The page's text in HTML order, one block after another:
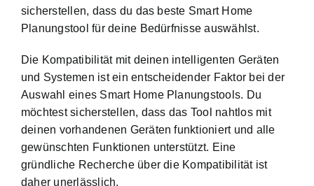
sicherstellen, dass du das beste Smart Home
Planungstool für deine Bedürfnisse auswählst.
Die Kompatibilität mit deinen intelligenten Geräten
und Systemen ist ein entscheidender Faktor bei der
Auswahl eines Smart Home Planungstools. Du
möchtest sicherstellen, dass das Tool nahtlos mit
deinen vorhandenen Geräten funktioniert und alle
gewünschten Funktionen unterstützt. Eine
gründliche Recherche über die Kompatibilität ist
daher unerlässlich.